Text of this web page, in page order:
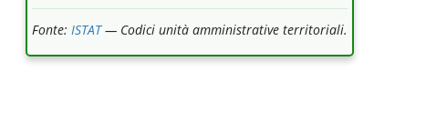
Fonte: ISTAT— Codici unità amministrative territoriali.